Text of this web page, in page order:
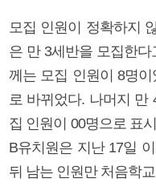
모집 인원이 정확하지
은 만 3세반을 모집한
께는 모집 인원이 8명
로 바뀌었다. 나머지 만
집 인원이 00명으로 표
B유치원은 지난 17일
뒤 남는 인원만 처음학